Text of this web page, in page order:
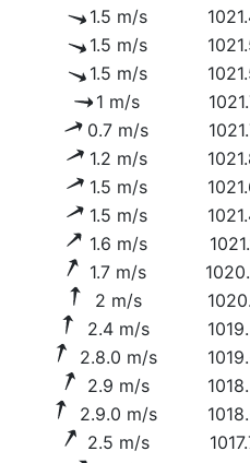
1.5 m/s
1.5 m/s
1.5 m/s
1 m/s
0.7 m/s
1.2 m/s
1.5 m/s
1.5 m/s
1.6 m/s
1.7 m/s
2 m/s
2.4 m/s
2.8.0 m/s
2.9 m/s
2.9.0 m/s
2.5 m/s